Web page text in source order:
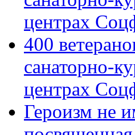
центрах
400
санаторно-
центрах
Героизм не